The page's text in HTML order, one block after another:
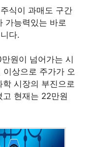
식이 과매도 구간
가능력있는 바로
다.
원이 넘어가는 시
상으로 주가가 오
시장의 부진으로
현재는 22만원